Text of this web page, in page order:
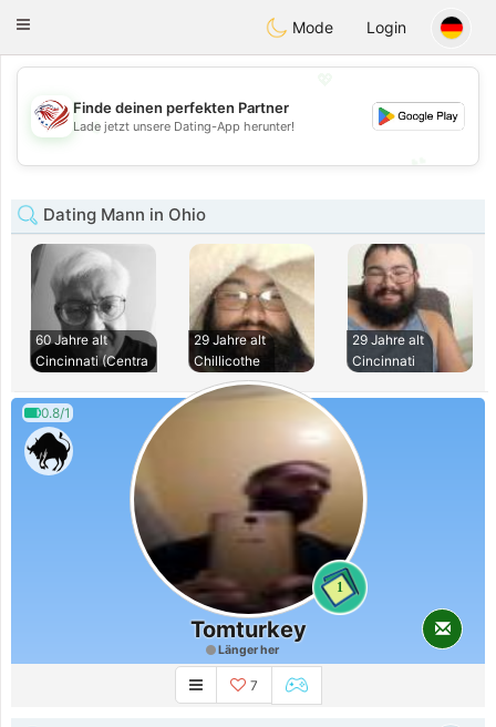
Dating
Toggle
Mode Login
💖
💕
Finde deinen perfekten Partner
Lade jetzt unsere Dating-App herunter!
Dating Mann in Ohio
60 Jahre alt
Cincinnati (Centra
29 Jahre alt
Chillicothe
29 Jahre alt
Cincinnati
0.8/1
1
Tomturkey
Länger her
7